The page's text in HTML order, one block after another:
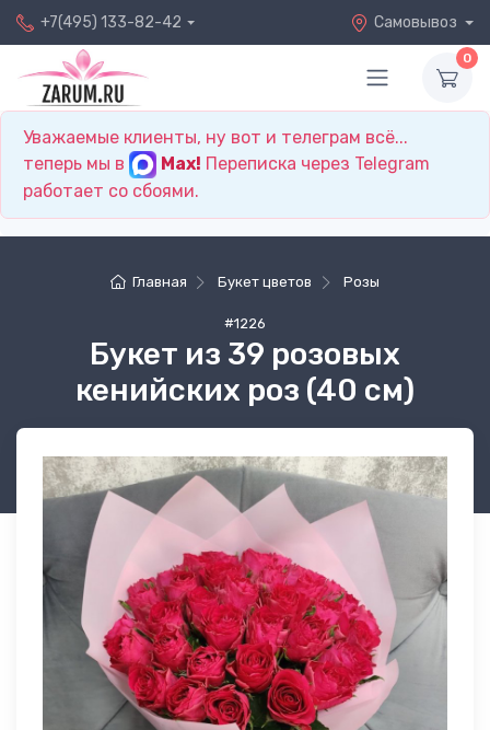
+7(495) 133-82-42 Самовывоз
0
Уважаемые клиенты, ну вот и телеграм всё...
теперь мы в
Max! Переписка через Telegram
работает со сбоями.
Главная Букет цветов Розы
#1226
Букет из 39 розовых
кенийских роз (40 см)